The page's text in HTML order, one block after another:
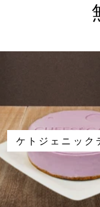
ケトジェニック